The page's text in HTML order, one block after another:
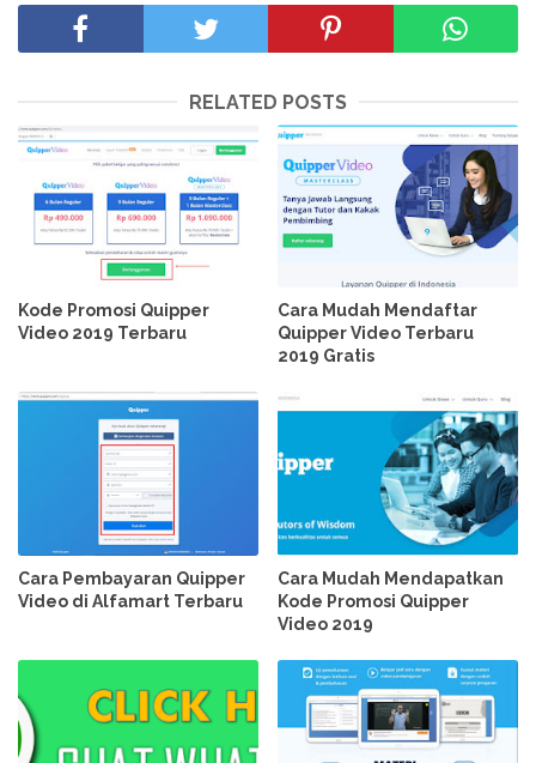
RELATED POSTS
Kode Promosi Quipper
Video 2019 Terbaru
Cara Mudah Mendaftar
Quipper Video Terbaru
2019 Gratis
Cara Pembayaran Quipper
Video di Alfamart Terbaru
Cara Mudah Mendapatkan
Kode Promosi Quipper
Video 2019